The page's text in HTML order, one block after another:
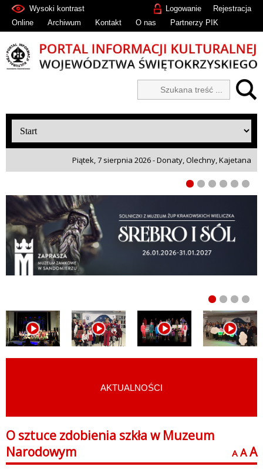
Rejestracja
Logowanie
Wysoki kontrast
Online
Archiwum Kontakt O nas Partnerzy PIK
Piątek, 7 sierpnia 2026 - Donaty, Olechny, Kajetana
AKTUALNOŚCI
O sztuce zdobienia szkła w Muzeum
Narodowym
A A A